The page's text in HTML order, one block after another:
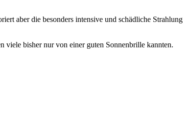
aber die besonders intensive und schädliche Strahlung
bisher nur von einer guten Sonnenbrille kannten.